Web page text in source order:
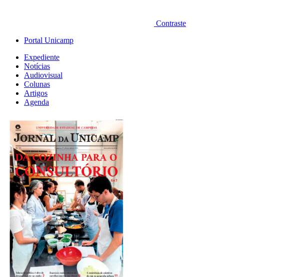
Contraste
Portal Unicamp
Expediente
Notícias
Audiovisual
Colunas
Artigos
Agenda